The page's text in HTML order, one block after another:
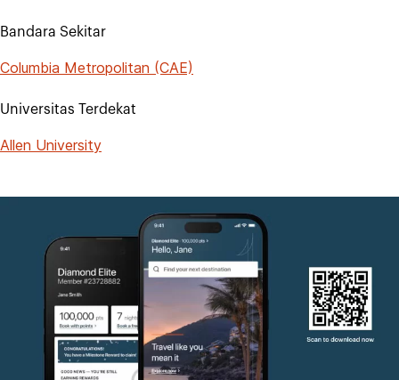
Bandara Sekitar
Columbia Metropolitan (CAE)
Universitas Terdekat
Allen University